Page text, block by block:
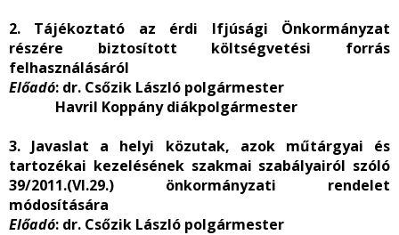
2. Tájékoztató az érdi Ifjúsági Önkormányzat
részére biztosított költségvetési forrás
felhasználásáról
Előadó: dr. Csőzik László polgármester
Havril Koppány diákpolgármester
3. Javaslat a helyi közutak, azok műtárgyai és
tartozékai kezelésének szakmai szabályairól szóló
39/2011.(VI.29.) önkormányzati rendelet
módosítására
Előadó: dr. Csőzik László polgármester